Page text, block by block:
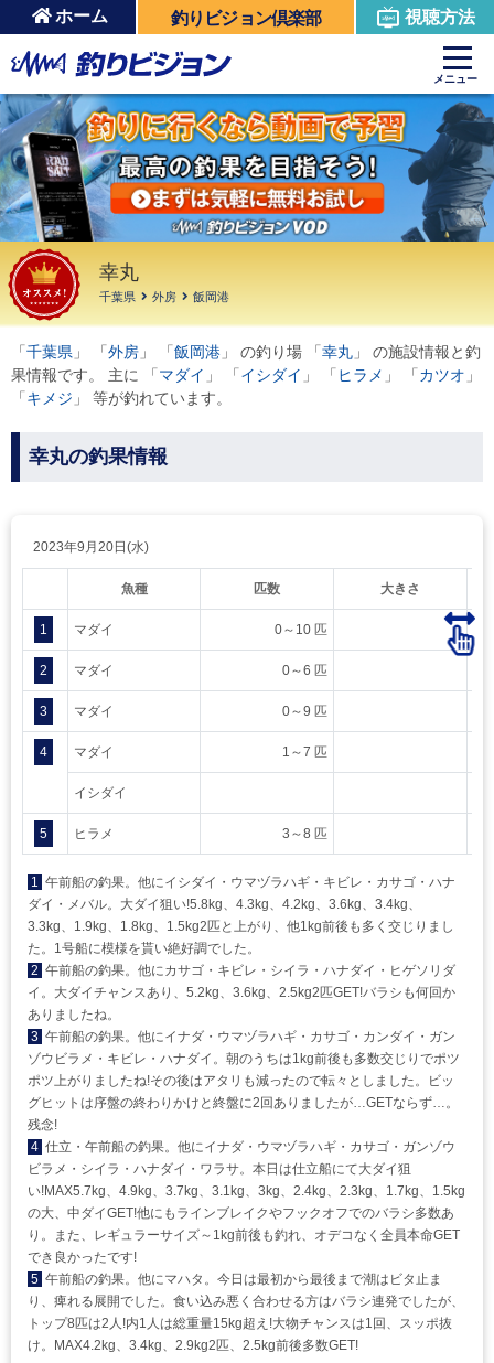
ホーム 釣りビジョン倶楽部 視聴方法
メニュー
幸丸
千葉県 外房 飯岡港
「 千葉県 」 「 外房 」 「 飯岡港 」 の釣り場 「 幸丸 」 の施設情報と釣
果情報です。 主に 「 マダイ 」 「 イシダイ 」 「 ヒラメ 」 「 カツオ 」
「 キメジ 」 等が釣れています。
幸丸の釣果情報
2023年9月20日(水)
魚種 匹数 大きさ
1 マダイ 0～10 匹
2 マダイ 0～6 匹
3 マダイ 0～9 匹
4 マダイ 1～7 匹
イシダイ
5 ヒラメ 3～8 匹
1 午前船の釣果。他にイシダイ・ウマヅラハギ・キビレ・カサゴ・ハナ
ダイ・メバル。大ダイ狙い!5.8kg、4.3kg、4.2kg、3.6kg、3.4kg、
3.3kg、1.9kg、1.8kg、1.5kg2匹と上がり、他1kg前後も多く交じりまし
た。1号船に模様を貰い絶好調でした。
2 午前船の釣果。他にカサゴ・キビレ・シイラ・ハナダイ・ヒゲソリダ
イ。大ダイチャンスあり、5.2kg、3.6kg、2.5kg2匹GET!バラシも何回か
ありましたね。
3 午前船の釣果。他にイナダ・ウマヅラハギ・カサゴ・カンダイ・ガン
ゾウビラメ・キビレ・ハナダイ。朝のうちは1kg前後も多数交じりでポツ
ポツ上がりましたね!その後はアタリも減ったので転々としました。ビッ
グヒットは序盤の終わりかけと終盤に2回ありましたが…GETならず…。
残念!
4 仕立・午前船の釣果。他にイナダ・ウマヅラハギ・カサゴ・ガンゾウ
ビラメ・シイラ・ハナダイ・ワラサ。本日は仕立船にて大ダイ狙
い!MAX5.7kg、4.9kg、3.7kg、3.1kg、3kg、2.4kg、2.3kg、1.7kg、1.5kg
の大、中ダイGET!他にもラインブレイクやフックオフでのバラシ多数あ
り。また、レギュラーサイズ～1kg前後も釣れ、オデコなく全員本命GET
でき良かったです!
5 午前船の釣果。他にマハタ。今日は最初から最後まで潮はビタ止ま
り、痺れる展開でした。食い込み悪く合わせる方はバラシ連発でしたが、
トップ8匹は2人!内1人は総重量15kg超え!大物チャンスは1回、スッポ抜
け。MAX4.2kg、3.4kg、2.9kg2匹、2.5kg前後多数GET!
周辺の施設を見る